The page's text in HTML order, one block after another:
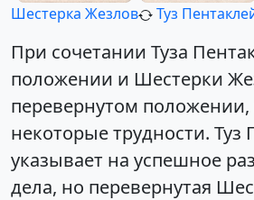
Шестерка Жезлов Туз
При сочетании Туза
положении и Шестерки
перевернутом
некоторые трудности. Туз
указывает на успешное
дела, но перевернутая